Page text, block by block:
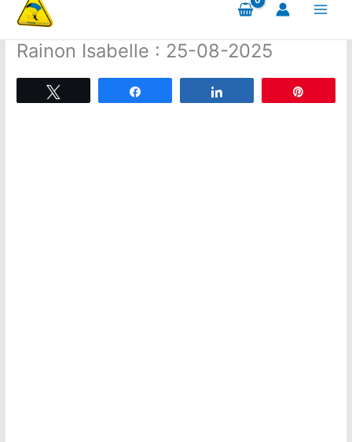
contenu
Rainon Isabelle : 25-08-2025